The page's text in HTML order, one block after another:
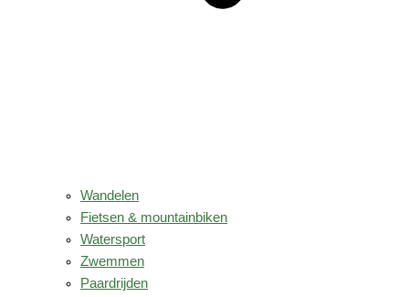
Wandelen
Fietsen & mountainbiken
Watersport
Zwemmen
Paardrijden